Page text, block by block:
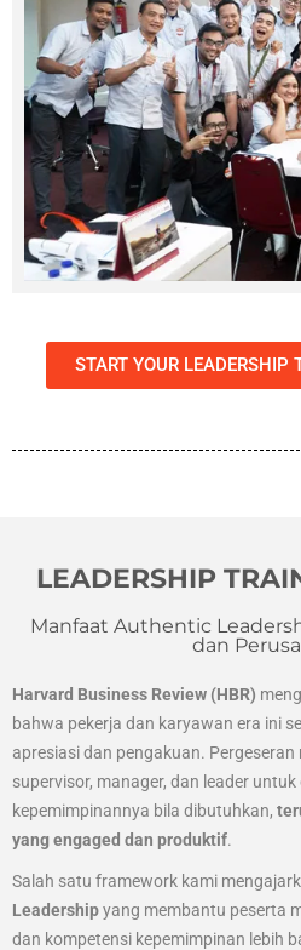
START YOUR LEADERSHIP
LEADERSHIP
Manfaat Authentic
dan
Harvard Business Review (HBR)
bahwa pekerja dan karyawan era ini
apresiasi dan pengakuan.
supervisor, manager, dan leader
kepemimpinannya bila dibutuhkan,
yang engaged dan produktif.
Salah satu framework kami
Leadershipyang membantu peserta
dan kompetensi kepemimpinan lebih